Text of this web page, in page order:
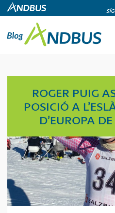
ROGER PUIG
POSICIÓ A
D’EUROPA